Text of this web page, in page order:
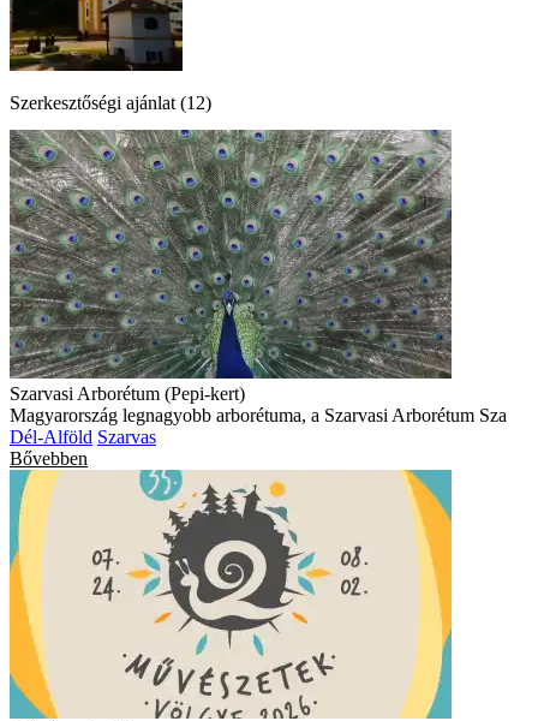
Szerkesztőségi ajánlat (12)
Szarvasi Arborétum (Pepi-kert)
Magyarország legnagyobb arborétuma, a Szarvasi Arborétum Sza
Dél-Alföld Szarvas
Bővebben